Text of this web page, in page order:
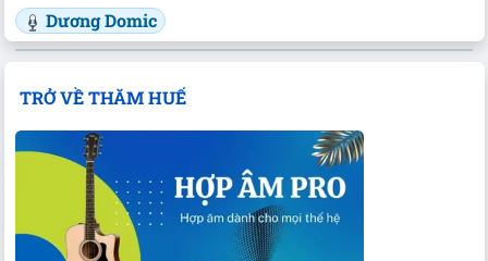
Dương Domic
TRỞ VỀ THĂM HUẾ